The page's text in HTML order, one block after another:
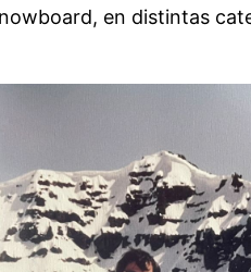
en distintas